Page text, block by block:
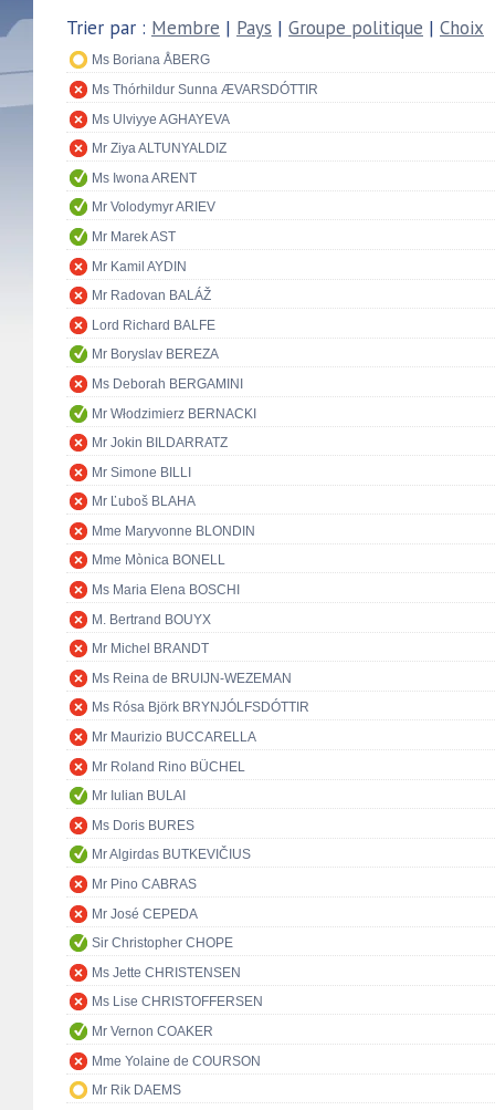
Trier par : Membre | Pays | Groupe politique | Choix
Ms Boriana ÅBERG
Ms Thórhildur Sunna ÆVARSDÓTTIR
Ms Ulviyye AGHAYEVA
Mr Ziya ALTUNYALDIZ
Ms Iwona ARENT
Mr Volodymyr ARIEV
Mr Marek AST
Mr Kamil AYDIN
Mr Radovan BALÁŽ
Lord Richard BALFE
Mr Boryslav BEREZA
Ms Deborah BERGAMINI
Mr Włodzimierz BERNACKI
Mr Jokin BILDARRATZ
Mr Simone BILLI
Mr Ľuboš BLAHA
Mme Maryvonne BLONDIN
Mme Mònica BONELL
Ms Maria Elena BOSCHI
M. Bertrand BOUYX
Mr Michel BRANDT
Ms Reina de BRUIJN-WEZEMAN
Ms Rósa Björk BRYNJÓLFSDÓTTIR
Mr Maurizio BUCCARELLA
Mr Roland Rino BÜCHEL
Mr Iulian BULAI
Ms Doris BURES
Mr Algirdas BUTKEVIČIUS
Mr Pino CABRAS
Mr José CEPEDA
Sir Christopher CHOPE
Ms Jette CHRISTENSEN
Ms Lise CHRISTOFFERSEN
Mr Vernon COAKER
Mme Yolaine de COURSON
Mr Rik DAEMS